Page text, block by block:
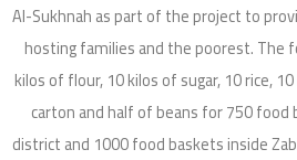
Al-Sukhnah as part of the project to
hosting families and the poorest. The food baskets contained 50
kilos of flour, 10 kilos of sugar, 10 rice,
carton and half of beans for 750 food
district and 1000 food baskets inside